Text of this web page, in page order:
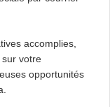
accomplies,
votre
opportunités